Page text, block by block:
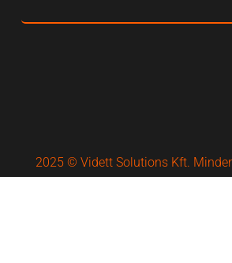
2025 © Vidett Solutions Kft.